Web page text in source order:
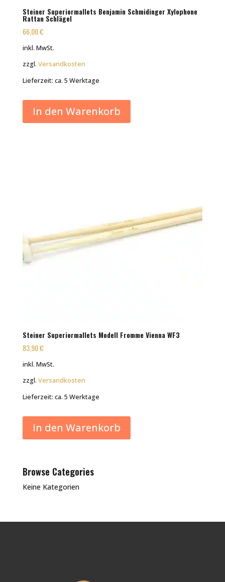
Steiner Superiormallets Benjamin Schmidinger Xylophone
Rattan Schlägel
66,00€
inkl. MwSt.
zzgl. Versandkosten
Lieferzeit: ca. 5 Werktage
In den Warenkorb
Steiner Superiormallets Modell Fromme Vienna WF3
83,90€
inkl. MwSt.
zzgl. Versandkosten
Lieferzeit: ca. 5 Werktage
In den Warenkorb
Browse Categories
Keine Kategorien